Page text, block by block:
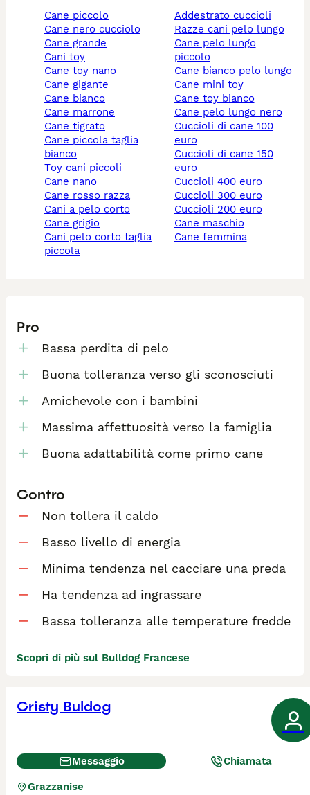
cane piccolo
cane nero cucciolo
cane grande
cani toy
cane toy nano
cane gigante
cane bianco
cane marrone
cane tigrato
cane piccola taglia
bianco
toy cani piccoli
cane nano
cane rosso razza
cani a pelo corto
cane grigio
cani pelo corto taglia
piccola
addestrato cuccioli
razze cani pelo lungo
cane pelo lungo
piccolo
cane bianco pelo lungo
cane mini toy
cane toy bianco
cane pelo lungo nero
cuccioli di cane 100
euro
cuccioli di cane 150
euro
cuccioli 400 euro
cuccioli 300 euro
cuccioli 200 euro
cane maschio
cane femmina
Pro
Bassa perdita di pelo
Buona tolleranza verso gli sconosciuti
Amichevole con i bambini
Massima affettuosità verso la famiglia
Buona adattabilità come primo cane
Contro
Non tollera il caldo
Basso livello di energia
Minima tendenza nel cacciare una preda
Ha tendenza ad ingrassare
Bassa tolleranza alle temperature fredde
Scopri di più sul Bulldog Francese
Cristy Buldog
Messaggio Chiamata
Grazzanise